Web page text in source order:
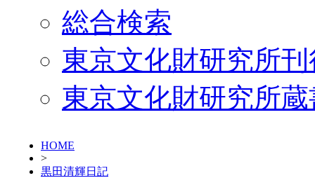
総合検索
東京文化財研究所
東京文化財研究所
HOME
>
黒田清輝日記